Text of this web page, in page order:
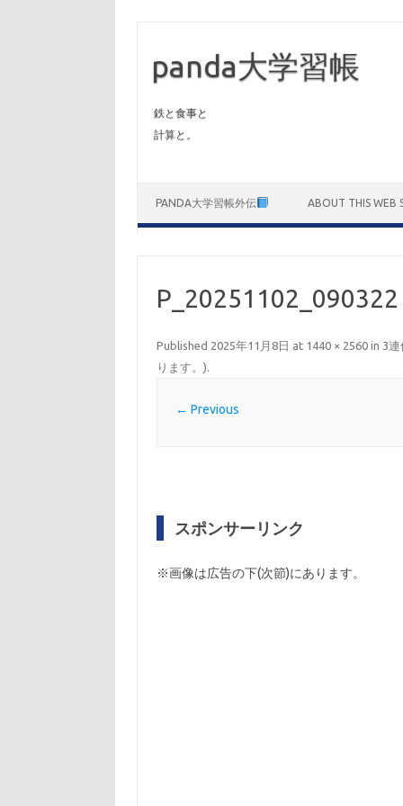
panda大学習帳
鉄と食事と
計算と。
PANDA大学習帳外伝 ABOUT THIS WEB
P_20251102_090322
Published 2025年11月8日 at 1440 × 2560in 3
ります。).
← Previous
スポンサーリンク
※画像は広告の下(次節)にあります。